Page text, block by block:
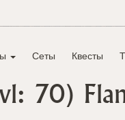
Сеты Квесты
70)